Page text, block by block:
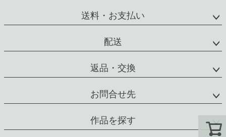
ップ
送料・お支払い
配送
返品・交換
お問合せ先
作品を探す